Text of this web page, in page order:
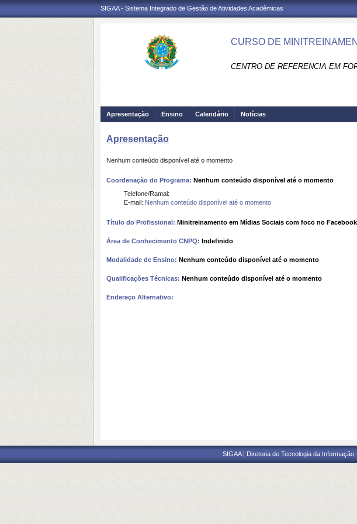
SIGAA - Sistema Integrado de Gestão de Atividades Acadêmicas
CURSO DE
CENTRO DE REFERENCIA EM
Apresentação Ensino Calendário Notícias
Apresentação
Nenhum conteúdo disponível até o momento
Coordenação do Programa: Nenhum conteúdo disponível até o momento
Telefone/Ramal:
E-mail: Nenhum conteúdo disponível até o momento
Título do Profissional: Minitreinamento em Mídias Sociais com foco no Facebook
Área de Conhecimento CNPQ: Indefinido
Modalidade de Ensino: Nenhum conteúdo disponível até o momento
Qualificações Técnicas: Nenhum conteúdo disponível até o momento
Endereço Alternativo:
SIGAA | Diretoria de Tecnologia da